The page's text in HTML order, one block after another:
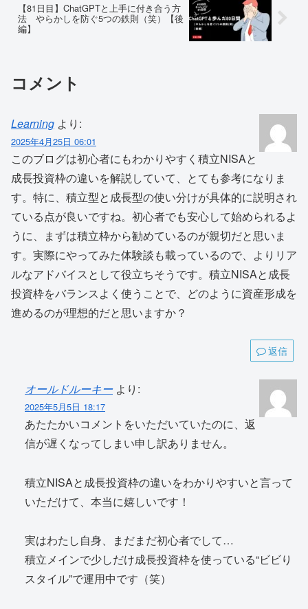
【81日目】ChatGPTと上手に付き合う方
法 やらかしを防ぐ5つの鉄則（笑）【後
編】
コメント
Learning より:
2025年4月25日 06:01
このブログは初心者にもわかりやすく積立NISAと
成長投資枠の違いを解説していて、とても参考になりま
す。特に、積立型と成長型の使い分けが具体的に説明され
ている点が良いですね。初心者でも安心して始められるよ
うに、まずは積立枠から勧めているのが親切だと思いま
す。実際にやってみた体験談も載っているので、よりリア
ルなアドバイスとして役立ちそうです。積立NISAと成長
投資枠をバランスよく使うことで、どのように資産形成を
進めるのが理想的だと思いますか？
返信
オールドルーキー より:
2025年5月5日 18:17
あたたかいコメントをいただいていたのに、返
信が遅くなってしまい申し訳ありません。
積立NISAと成長投資枠の違いをわかりやすいと言って
いただけて、本当に嬉しいです！
実はわたし自身、まだまだ初心者でして…
積立メインで少しだけ成長投資枠を使っている“ビビり
スタイル”で運用中です（笑）